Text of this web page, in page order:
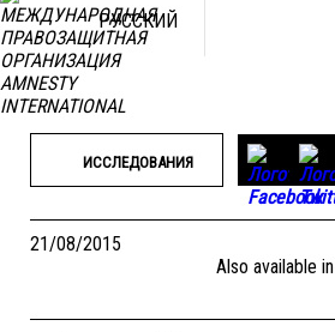
РУССКИЙ
ИССЛЕДОВАНИЯ
21/08/2015
Also available in